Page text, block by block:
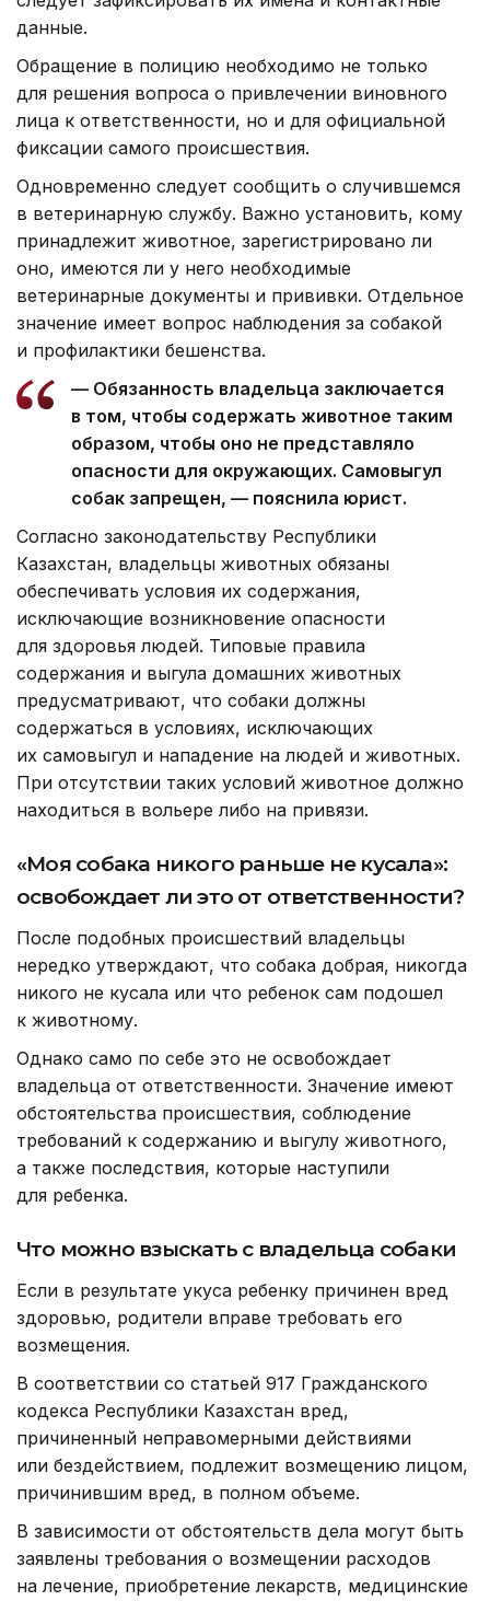
данные.
Обращение в полицию необходимо не только
для решения вопроса о привлечении виновного
лица к ответственности, но и для официальной
фиксации самого происшествия.
Одновременно следует сообщить о случившемся
в ветеринарную службу. Важно установить, кому
принадлежит животное, зарегистрировано ли
оно, имеются ли у него необходимые
ветеринарные документы и прививки. Отдельное
значение имеет вопрос наблюдения за собакой
и профилактики бешенства.
— Обязанность владельца заключается
в том, чтобы содержать животное таким
образом, чтобы оно не представляло
опасности для окружающих. Самовыгул
собак запрещен, — пояснила юрист.
Согласно законодательству Республики
Казахстан, владельцы животных обязаны
обеспечивать условия их содержания,
исключающие возникновение опасности
для здоровья людей. Типовые правила
содержания и выгула домашних животных
предусматривают, что собаки должны
содержаться в условиях, исключающих
их самовыгул и нападение на людей и животных.
При отсутствии таких условий животное должно
находиться в вольере либо на привязи.
«Моя собака никого раньше не кусала»:
освобождает ли это от ответственности?
После подобных происшествий владельцы
нередко утверждают, что собака добрая, никогда
никого не кусала или что ребенок сам подошел
к животному.
Однако само по себе это не освобождает
владельца от ответственности. Значение имеют
обстоятельства происшествия, соблюдение
требований к содержанию и выгулу животного,
а также последствия, которые наступили
для ребенка.
Что можно взыскать с владельца собаки
Если в результате укуса ребенку причинен вред
здоровью, родители вправе требовать его
возмещения.
В соответствии со статьей 917 Гражданского
кодекса Республики Казахстан вред,
причиненный неправомерными действиями
или бездействием, подлежит возмещению лицом,
причинившим вред, в полном объеме.
В зависимости от обстоятельств дела могут быть
заявлены требования о возмещении расходов
на лечение, приобретение лекарств, медицинские